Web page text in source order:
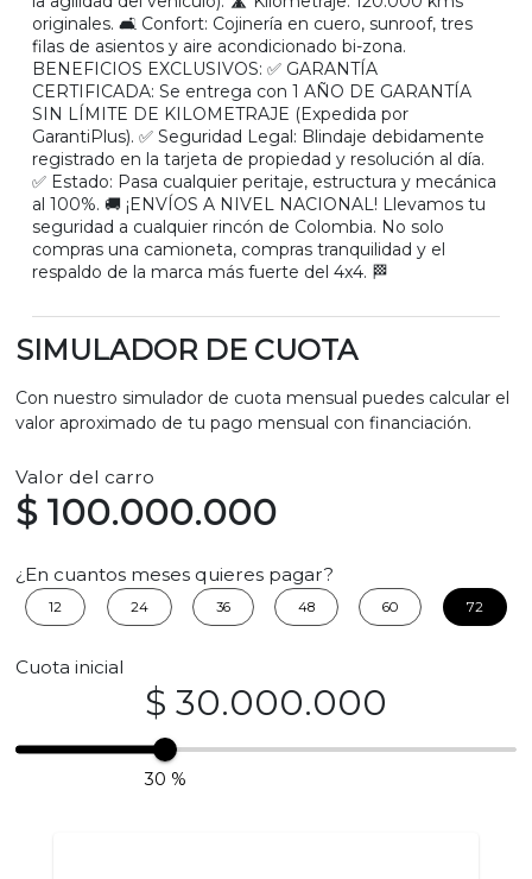
originales. 🛋️ Confort: Cojinería en cuero, sunroof, tres
filas de asientos y aire acondicionado bi-zona.
BENEFICIOS EXCLUSIVOS: ✅ GARANTÍA
CERTIFICADA: Se entrega con 1 AÑO DE GARANTÍA
SIN LÍMITE DE KILOMETRAJE (Expedida por
GarantiPlus). ✅ Seguridad Legal: Blindaje debidamente
registrado en la tarjeta de propiedad y resolución al día.
✅ Estado: Pasa cualquier peritaje, estructura y mecánica
al 100%. 🚚 ¡ENVÍOS A NIVEL NACIONAL! Llevamos tu
seguridad a cualquier rincón de Colombia. No solo
compras una camioneta, compras tranquilidad y el
respaldo de la marca más fuerte del 4x4. 🏁
SIMULADOR DE CUOTA
Con nuestro simulador de cuota mensual puedes calcular el
valor aproximado de tu pago mensual con financiación.
Valor del carro
$ 100.000.000
¿En cuantos meses quieres pagar?
12 24 36 48 60 72
Cuota inicial
$ 30.000.000
30 %